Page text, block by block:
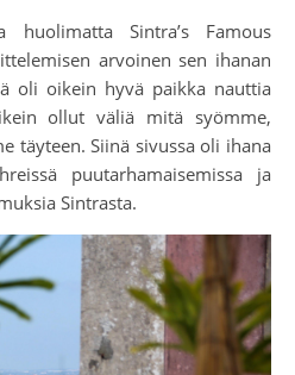
huolimatta Sintra’s Famous
arvoinen sen ihanan
oli oikein hyvä paikka nauttia
ollut väliä mitä syömme,
täyteen. Siinä sivussa oli ihana
puutarhamaisemissa ja
Sintrasta.